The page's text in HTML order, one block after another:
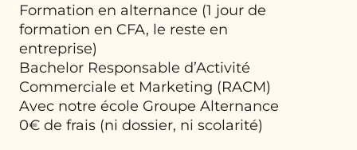
Formation en alternance (1 jour de
formation en CFA, le reste en
entreprise)
Bachelor Responsable d’Activité
Commerciale et Marketing (RACM)
Avec notre école Groupe Alternance
0€ de frais (ni dossier, ni scolarité)